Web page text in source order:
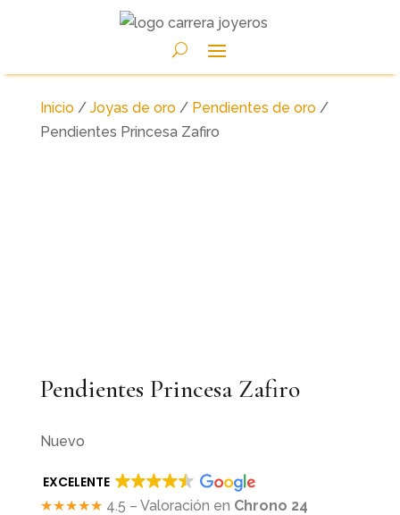
Inicio/ Joyas de oro/ Pendientes de oro/
Pendientes Princesa Zafiro
Pendientes Princesa Zafiro
Nuevo
EXCELENTE
★★★★★ 4.5 – Valoración en Chrono 24